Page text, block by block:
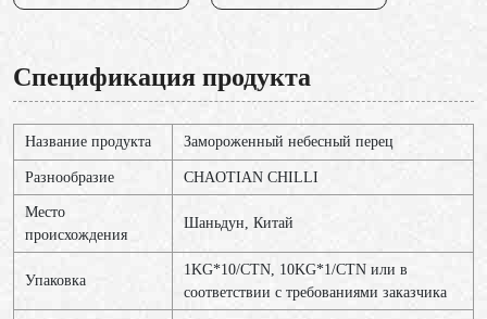
Спецификация продукта
Название продукта Замороженный небесный перец
Разнообразие CHAOTIAN CHILLI
Место
происхождения
Шаньдун, Китай
Упаковка
1KG*10/CTN, 10KG*1/CTN или в
соответствии с требованиями заказчика